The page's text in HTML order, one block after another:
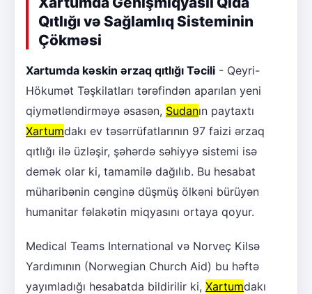
Qıtlığı və Sağlamlıq Sisteminin
Çökməsi
Xartumda kəskin ərzaq qıtlığı Təcili - Qeyri-
Hökumət Təşkilatları tərəfindən aparılan yeni
qiymətləndirməyə əsasən, Sudanın paytaxtı
Xartumdakı ev təsərrüfatlarının 97 faizi ərzaq
qıtlığı ilə üzləşir, şəhərdə səhiyyə sistemi isə
demək olar ki, tamamilə dağılıb. Bu hesabat
müharibənin cənginə düşmüş ölkəni bürüyən
humanitar fəlakətin miqyasını ortaya qoyur.
Medical Teams International və Norveç Kilsə
Yardımının (Norwegian Church Aid) bu həftə
yayımladığı hesabatda bildirilir ki, Xartumdakı